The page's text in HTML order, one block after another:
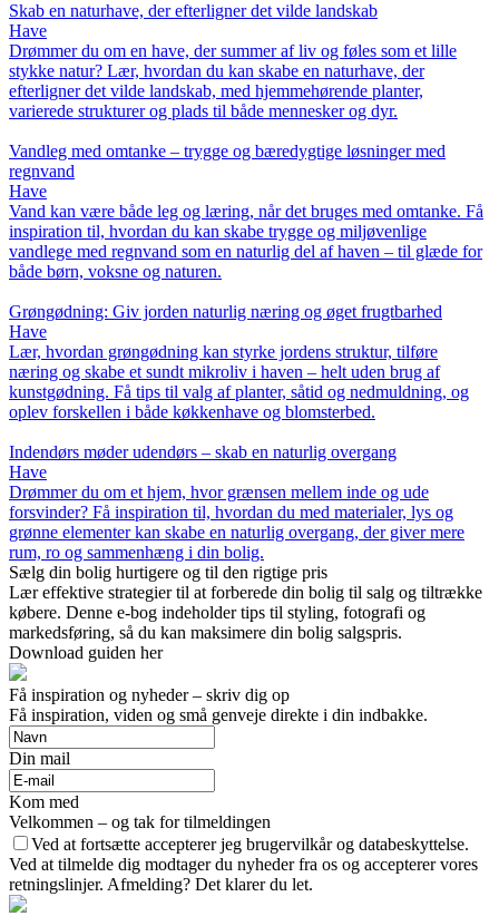
Skab en naturhave, der efterligner det vilde landskab
Have
Drømmer du om en have, der summer af liv og føles som et lille
stykke natur? Lær, hvordan du kan skabe en naturhave, der
efterligner det vilde landskab, med hjemmehørende planter,
varierede strukturer og plads til både mennesker og dyr.
Vandleg med omtanke – trygge og bæredygtige løsninger med
regnvand
Have
Vand kan være både leg og læring, når det bruges med omtanke. Få
inspiration til, hvordan du kan skabe trygge og miljøvenlige
vandlege med regnvand som en naturlig del af haven – til glæde for
både børn, voksne og naturen.
Grøngødning: Giv jorden naturlig næring og øget frugtbarhed
Have
Lær, hvordan grøngødning kan styrke jordens struktur, tilføre
næring og skabe et sundt mikroliv i haven – helt uden brug af
kunstgødning. Få tips til valg af planter, såtid og nedmuldning, og
oplev forskellen i både køkkenhave og blomsterbed.
Indendørs møder udendørs – skab en naturlig overgang
Have
Drømmer du om et hjem, hvor grænsen mellem inde og ude
forsvinder? Få inspiration til, hvordan du med materialer, lys og
grønne elementer kan skabe en naturlig overgang, der giver mere
rum, ro og sammenhæng i din bolig.
Sælg din bolig hurtigere og til den rigtige pris
Lær effektive strategier til at forberede din bolig til salg og tiltrække
købere. Denne e-bog indeholder tips til styling, fotografi og
markedsføring, så du kan maksimere din bolig salgspris.
Download guiden her
Få inspiration og nyheder – skriv dig op
Få inspiration, viden og små genveje direkte i din indbakke.
Din mail
Kom med
Velkommen – og tak for tilmeldingen
Ved at fortsætte accepterer jeg brugervilkår og databeskyttelse.
Ved at tilmelde dig modtager du nyheder fra os og accepterer vores
retningslinjer. Afmelding? Det klarer du let.